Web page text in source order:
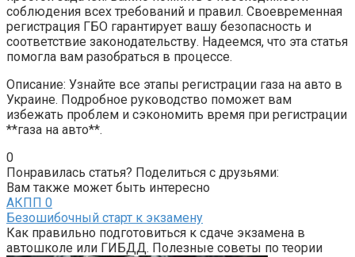
соблюдения всех требований и правил. Своевременная
регистрация ГБО гарантирует вашу безопасность и
соответствие законодательству. Надеемся, что эта статья
помогла вам разобраться в процессе.
Описание: Узнайте все этапы регистрации газа на авто в
Украине. Подробное руководство поможет вам
избежать проблем и сэкономить время при регистрации
**газа на авто**.
0
Понравилась статья? Поделиться с друзьями:
Вам также может быть интересно
АКПП 0
Безошибочный старт к экзамену
Как правильно подготовиться к сдаче экзамена в
автошколе или ГИБДД. Полезные советы по теории